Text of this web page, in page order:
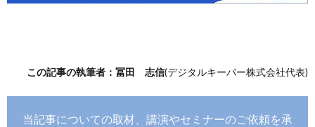
この記事の執筆者：冨田 志信(デジタルキーパー株式会社代表)
当記事についての取材、講演やセミナーのご依頼を承